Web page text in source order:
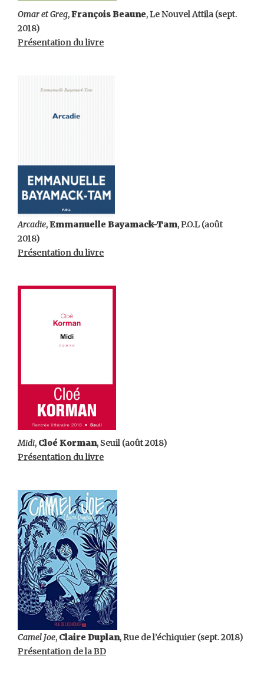
Omar et Greg,François Beaune, Le Nouvel Attila (sept.
2018)
Présentation du livre
Arcadie,Emmanuelle Bayamack-Tam, P.O.L (août
2018)
Présentation du livre
Midi,Cloé Korman, Seuil (août 2018)
Présentation du livre
Camel Joe,Claire Duplan, Rue de l’échiquier (sept. 2018)
Présentation de la BD